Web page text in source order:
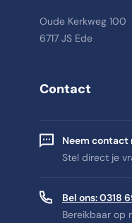
Oude Kerkweg 100
6717 JS Ede
Contact
Neem contact
Stel direct je
Bel ons: 0318
Bereikbaar op